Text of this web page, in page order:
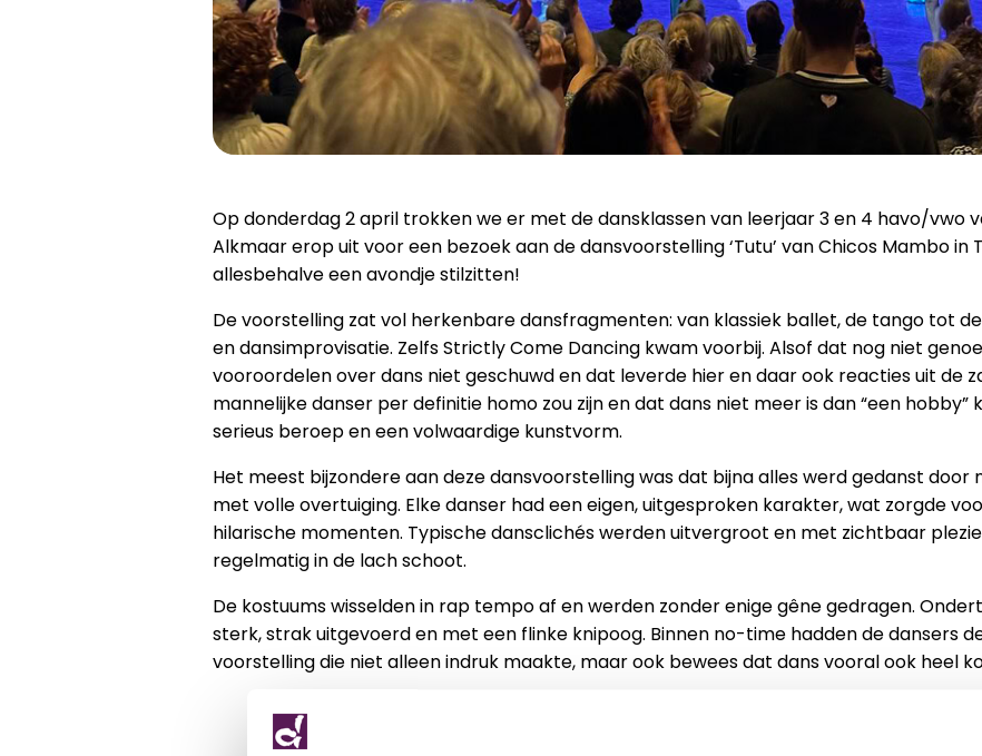
Op donderdag 2 april trokken we er met de dansklassen van leerjaar 3 en 4 havo/vwo
Alkmaar erop uit voor een bezoek aan de dansvoorstelling ‘Tutu’ van Chicos Mambo
allesbehalve een avondje stilzitten!
De voorstelling zat vol herkenbare dansfragmenten: van klassiek ballet, de tango tot
en dansimprovisatie. Zelfs Strictly Come Dancing kwam voorbij. Alsof dat nog niet
vooroordelen over dans niet geschuwd en dat leverde hier en daar ook reacties uit de
mannelijke danser per definitie homo zou zijn en dat dans niet meer is dan “een hobby”
serieus beroep en een volwaardige kunstvorm.
Het meest bijzondere aan deze dansvoorstelling was dat bijna alles werd gedanst door
met volle overtuiging. Elke danser had een eigen, uitgesproken karakter, wat zorgde
hilarische momenten. Typische dansclichés werden uitvergroot en met zichtbaar
regelmatig in de lach schoot.
De kostuums wisselden in rap tempo af en werden zonder enige gêne gedragen.
sterk, strak uitgevoerd en met een flinke knipoog. Binnen no-time hadden de dansers
voorstelling die niet alleen indruk maakte, maar ook bewees dat dans vooral ook heel